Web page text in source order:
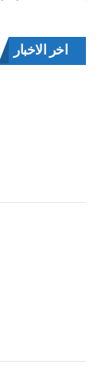
اخر الاخبار